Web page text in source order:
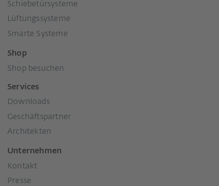
Schiebetürsysteme
Lüftungssysteme
Smarte Systeme
Shop
Shop besuchen
Services
Downloads
Geschäftspartner
Architekten
Unternehmen
Kontakt
Presse